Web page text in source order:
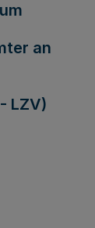
an
LZV)